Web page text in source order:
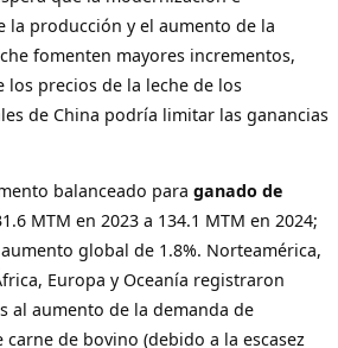
la producción y el aumento de la
fomenten mayores incrementos,
los precios de la leche de los
de China podría limitar las ganancias
balanceado para ganado de
MTM en 2023 a 134.1 MTM en 2024;
global de 1.8%. Norteamérica,
Europa y Oceanía registraron
al aumento de la demanda de
de bovino (debido a la escasez